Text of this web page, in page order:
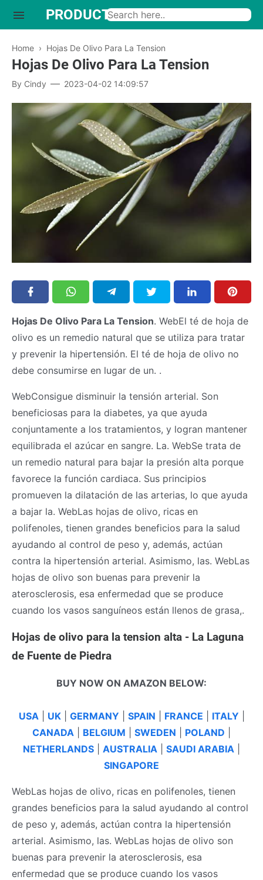
Home › Hojas De Olivo Para La Tension
Hojas De Olivo Para La Tension
By Cindy 2023-04-02 14:09:57
Hojas De Olivo Para La Tension. WebEl té de hoja de
olivo es un remedio natural que se utiliza para tratar
y prevenir la hipertensión. El té de hoja de olivo no
debe consumirse en lugar de un. .
WebConsigue disminuir la tensión arterial. Son
beneficiosas para la diabetes, ya que ayuda
conjuntamente a los tratamientos, y logran mantener
equilibrada el azúcar en sangre. La. WebSe trata de
un remedio natural para bajar la presión alta porque
favorece la función cardiaca. Sus principios
promueven la dilatación de las arterias, lo que ayuda
a bajar la. WebLas hojas de olivo, ricas en
polifenoles, tienen grandes beneficios para la salud
ayudando al control de peso y, además, actúan
contra la hipertensión arterial. Asimismo, las. WebLas
hojas de olivo son buenas para prevenir la
aterosclerosis, esa enfermedad que se produce
cuando los vasos sanguíneos están llenos de grasa,.
Hojas de olivo para la tension alta - La Laguna
de Fuente de Piedra
BUY NOW ON AMAZON BELOW:
USA UK| GERMANY SPAIN FRANCE ITALY
CANADA
BELGIUM SWEDEN POLAND
NETHERLANDS
AUSTRALIA SAUDI ARABIA
SINGAPORE
WebLas hojas de olivo, ricas en polifenoles, tienen
grandes beneficios para la salud ayudando al control
de peso y, además, actúan contra la hipertensión
arterial. Asimismo, las. WebLas hojas de olivo son
buenas para prevenir la aterosclerosis, esa
enfermedad que se produce cuando los vasos